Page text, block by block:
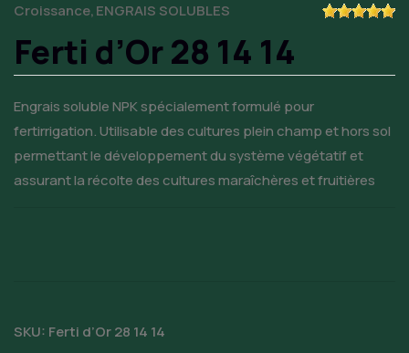
CroissanceENGRAIS SOLUBLES
Ferti d’Or 28 14 14
Engrais soluble NPK spécialement formulé pour
fertirrigation. Utilisable des cultures plein champ et hors sol
permettant le développement du système végétatif et
assurant la récolte des cultures maraîchères et fruitières
SKU: Ferti d’Or 28 14 14